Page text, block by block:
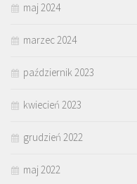
maj 2024
marzec 2024
październik 2023
kwiecień 2023
grudzień 2022
maj 2022